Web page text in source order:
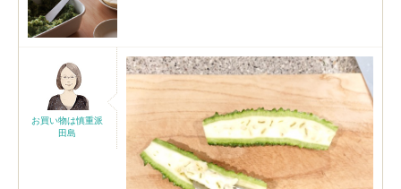
お買い物は慎重派
田島